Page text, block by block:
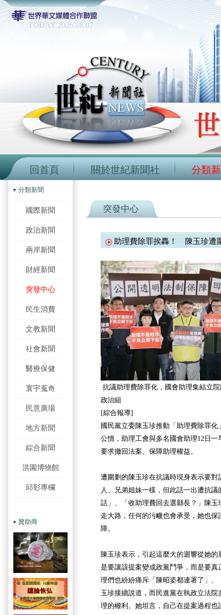
TODAY 2026.08.07
回首頁 關於世紀新聞社 分類
分類新聞
國際新聞
政治新聞
兩岸新聞
財經新聞
突發中心
民生消費
文教新聞
社會新聞
醫療保健
寰宇蒐奇
民意廣場
地方新聞
綜合新聞
洪園博物館
邱彰專欄
贊助商
突發中心
助理費除罪挨轟！ 陳玉珍遭
抗議助理費除罪化，國會助理集結立
政治組
[綜合報導]
國民黨立委陳玉珍推動「助理費除罪
公憤，助理工會與多名國會助理12日
要求撤回法案、保障助理權益。
遭圍剿的陳玉珍在抗議時現身表示要
人、兄弟姐妹一樣，但此話一出遭抗
話」、「收助理費回去選縣長？」陳
走大路，任何的污衊也會承受，她也
障。
陳玉珍表示，引起這麼大的迴響從她
是要讓該提案變成政黨鬥爭，而是要
理們也紛紛痛斥「陳昭姿都連署了」
玉珍接續說道，而民進黨在執政立法
理的權利。她坦言，自己在提案過程